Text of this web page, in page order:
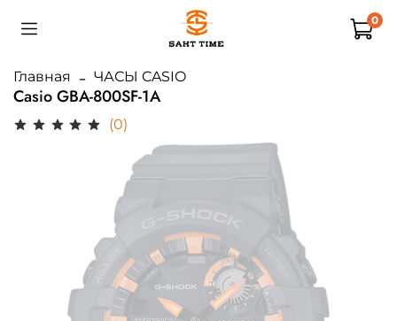
0
Главная ЧАСЫ CASIO
Casio GBA-800SF-1A
(0)